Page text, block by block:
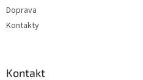
Doprava
Kontakty
Kontakt